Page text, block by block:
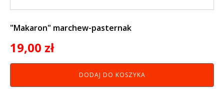
"Makaron" marchew-pasternak
19,00 zł
DODAJ DO KOSZYKA